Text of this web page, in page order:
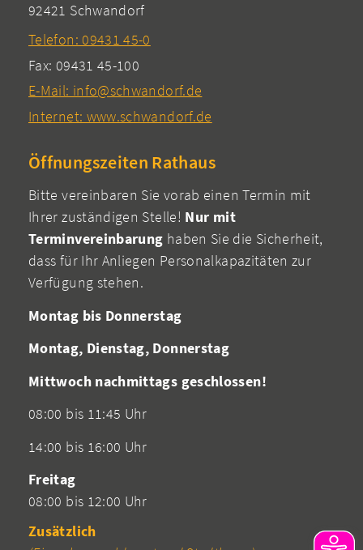
92421 Schwandorf
Telefon: 09431 45-0
Fax: 09431 45-100
E-Mail: info@schwandorf.de
Internet: www.schwandorf.de
Öffnungszeiten Rathaus
Bitte vereinbaren Sie vorab einen Termin mit
Ihrer zuständigen Stelle! Nur mit
Terminvereinbarung haben Sie die Sicherheit,
dass für Ihr Anliegen Personalkapazitäten zur
Verfügung stehen.
Montag bis Donnerstag
Montag, Dienstag, Donnerstag
Mittwoch nachmittags geschlossen!
08:00 bis 11:45 Uhr
14:00 bis 16:00 Uhr
Freitag
08:00 bis 12:00 Uhr
Zusätzlich